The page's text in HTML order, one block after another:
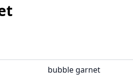
bubble garnet